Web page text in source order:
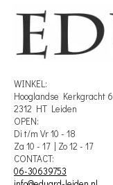
WINKEL:
Hooglandse Kerkgracht 6
2312 HT Leiden
OPEN:
Di t/m Vr 10 - 18
Za 10 - 17 | Zo 12 - 17
CONTACT:
06-30639753